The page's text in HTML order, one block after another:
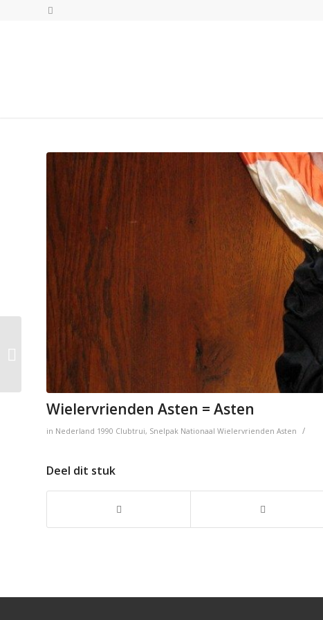
Wielervrienden Asten = Asten
in Nederland 1990 Clubtrui, Snelpak Nationaal Wielervrienden Asten /
Deel dit stuk
Wielervrienden Asten
= Asten